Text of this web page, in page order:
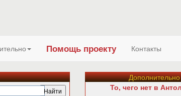
Помощь проекту Контакты
Дополнительно
То, чего нет в